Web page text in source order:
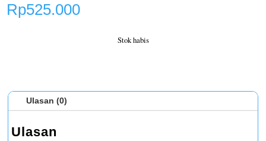
Rp525.000
Stok habis
Ulasan (0)
Ulasan